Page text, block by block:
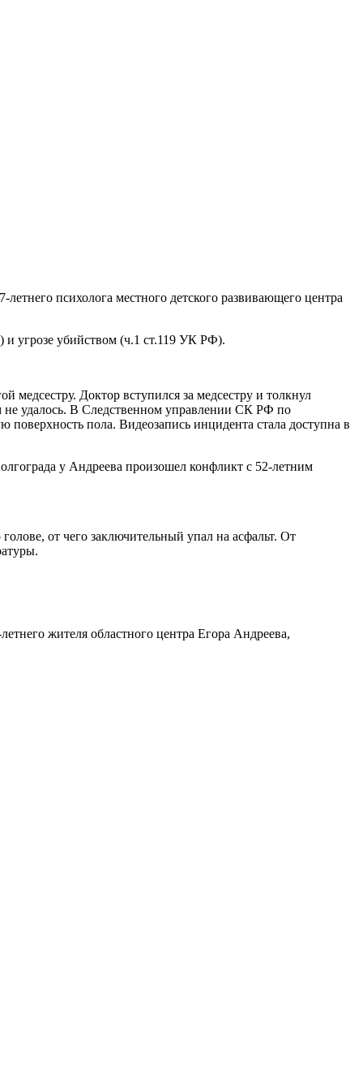
психолога местного детского развивающего центра
угрозе убийством (ч.1 ст.119 УК РФ).
медсестру. Доктор вступился за медсестру и толкнул
не удалось. В Следственном управлении СК РФ по
поверхность пола. Видеозапись инцидента стала доступна в
у Андреева произошел конфликт с 52-летним
от чего заключительный упал на асфальт. От
жителя областного центра Егора Андреева,